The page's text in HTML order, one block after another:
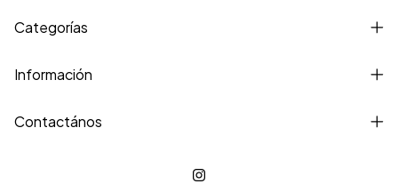
Categorías
Información
Contactános